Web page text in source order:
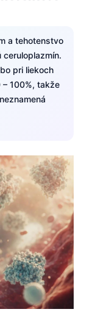
a tehotenstvo
pri liekoch
100%, takže